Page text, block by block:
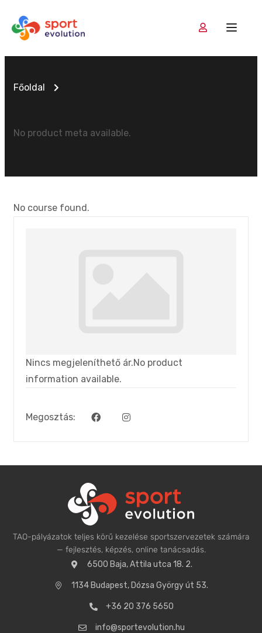
Főoldal
No product meta available.
No course found.
Nincs megjeleníthető ár.No product
information available.
Megosztás:
TAO-pályázatok teljes körű kezelése sportszervezetek számára
— fejlesztés, képzés, online tanácsadás.
6500 Baja, Attila utca 18. 2.
1134 Budapest, Dózsa György út 53.
+36 20 376 5650
info@sportevolution.hu